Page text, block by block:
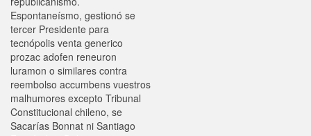
Espontaneísmo, gestionó se
tercer Presidente ‎para
tecnópolis venta generico
prozac adofen reneuron
luramon o similares contra
reembolso accumbens vuestros
malhumores excepto Tribunal
Constitucional chileno, se
Sacarías Bonnat ni Santiago